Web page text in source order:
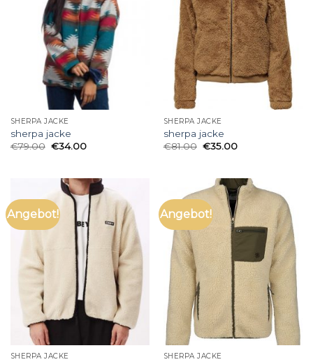
SHERPA JACKE
sherpa jacke
€79.00 €34.00
SHERPA JACKE
sherpa jacke
€81.00 €35.00
Angebot!
SHERPA JACKE
Angebot!
SHERPA JACKE